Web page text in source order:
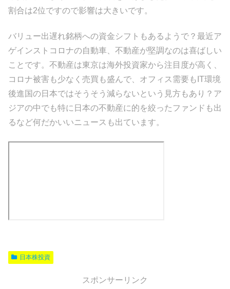
割合は2位ですので影響は大きいです。
バリュー出遅れ銘柄への資金シフトもあるようで？最近ア
ゲインストコロナの自動車、不動産が堅調なのは喜ばしい
ことです。不動産は東京は海外投資家から注目度が高く、
コロナ被害も少なく売買も盛んで、オフィス需要もIT環境
後進国の日本ではそうそう減らないという見方もあり？ア
ジアの中でも特に日本の不動産に的を絞ったファンドも出
るなど何だかいいニュースも出ています。
日本株投資
スポンサーリンク